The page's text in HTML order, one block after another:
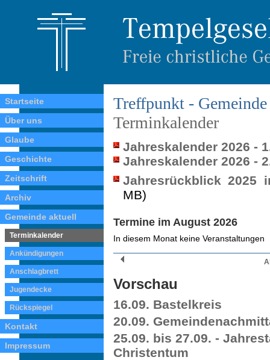
Startseite
Über uns
Glaube
Geschichte
Zeitschrift
Archiv
Gemeinde aktuell
Terminkalender
Ankündigungen
Anschlagbrett
Jugendecke
Rückspiegel
Kontakt
Impressum
Treffpunkt -
Terminkalender
Jahreskalender 2026 -
Jahreskalender 2026 -
Jahresrückblick 2025
MB)
Termine im August 2026
In diesem Monat keine Veranstaltungen
Vorschau
16.09. Bastelkreis
20.09.
25.09. bis 27.09. -
Christentum